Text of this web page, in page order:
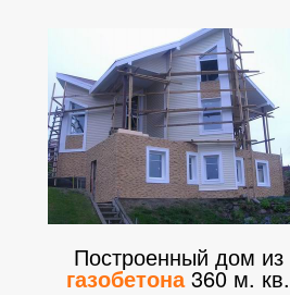
Построенный дом из
газобетона360 м. кв.